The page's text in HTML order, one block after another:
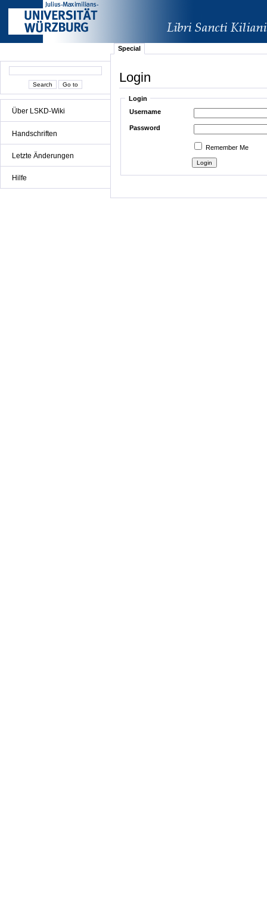
Über LSKD-Wiki
Handschriften
Letzte Änderungen
Hilfe
Special
Login
Login
Username
Password
Remember Me